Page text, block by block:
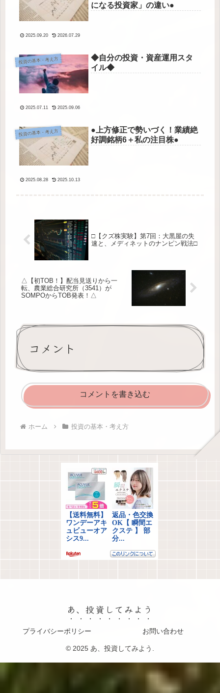
になる投資家」の違い●
2025.09.20 2026.07.29
投資の基本・考え方
◆自分の投資・資産運用スタ
イル◆
2025.07.11 2025.09.06
投資の基本・考え方
●上方修正で勢いづく！業績絶
好調銘柄6＋私の注目株●
2025.08.28 2025.10.13
□【クズ株実験】第7回：大黒屋の失
速と、メディネットのナンピン戦法□
△【初TOB！】配当見送りから一
転、農業総合研究所（3541）が
SOMPOからTOB発表！△
コメント
コメントを書き込む
ホーム 投資の基本・考え方
あ、投資してみよう
プライバシーポリシー お問い合わせ
© 2025 あ、投資してみよう.